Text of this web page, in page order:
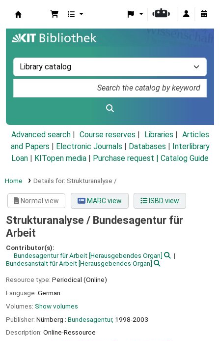
Advanced search Course reserves Libraries
Articles
and Papers
Electronic Journals Databases
Interlibrary
Loan
KITopen media Purchase request | Catalog Guide
Home Details for: Strukturanalyse /
Normal view MARC view ISBD view
Strukturanalyse / Bundesagentur für
Arbeit
Contributor(s):
Bundesagentur für Arbeit [Herausgebendes Organ]
Bundesanstalt für Arbeit [Herausgebendes Organ]
Resource type: Periodical (Online)
Language: German
Volumes: Show volumes
Publisher: Nürnberg : Bundesagentur, 1998-2003
Description: Online-Ressource